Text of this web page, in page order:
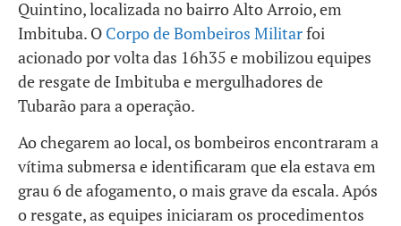
Quintino, localizada no bairro Alto Arroio, em
Imbituba. O Corpo de Bombeiros Militarfoi
acionado por volta das 16h35 e mobilizou equipes
de resgate de Imbituba e mergulhadores de
Tubarão para a operação.
Ao chegarem ao local, os bombeiros encontraram a
vítima submersa e identificaram que ela estava em
grau 6 de afogamento, o mais grave da escala. Após
o resgate, as equipes iniciaram os procedimentos